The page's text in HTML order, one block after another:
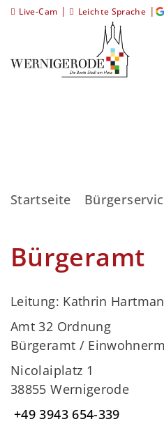
Live-Cam | Leichte Sprache |
Startseite
Bürgeramt
Leitung: Kathrin
Amt 32 Ordnung
Bürgeramt /
Nicolaiplatz 1
38855 Wernigerode
+49 3943 654-339